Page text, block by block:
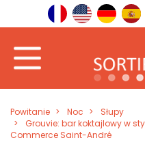
Powitanie Noc
Słupy
Grouvie: bar koktajlowy w
Commerce Saint-André